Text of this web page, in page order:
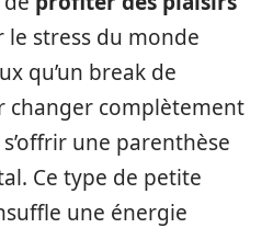
le stress du monde
qu’un break de
changer complètement
une parenthèse
Ce type de petite
une énergie